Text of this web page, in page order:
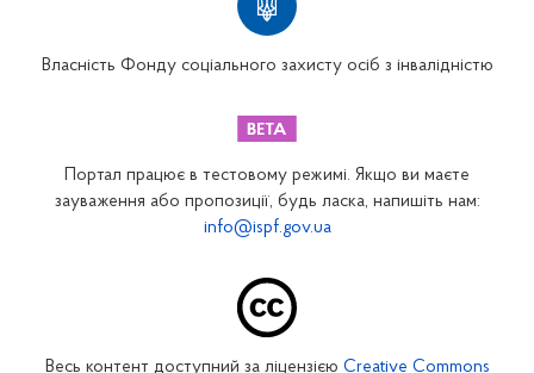
Закарпатське відділення
Запорізьке відділення
Власність Фонду соціального захисту осіб з інвалідністю
Портал працює в тестовому режимі. Якщо ви маєте
зауваження або пропозиції, будь ласка, напишіть нам:
info@ispf.gov.ua
Весь контент доступний за ліцензією Creative Commons